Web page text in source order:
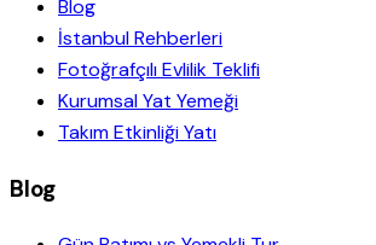
Blog
İstanbul Rehberleri
Fotoğrafçılı Evlilik Teklifi
Kurumsal Yat Yemeği
Takım Etkinliği Yatı
Blog